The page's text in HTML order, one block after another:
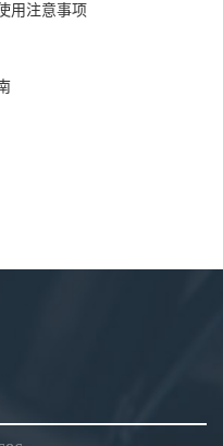
用注意事项